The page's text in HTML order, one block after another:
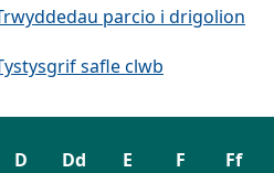
parcio i drigolion
safle clwb
D Dd E F Ff